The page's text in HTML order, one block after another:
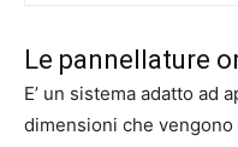
Le pannellature
E’ un sistema adatto ad
dimensioni che